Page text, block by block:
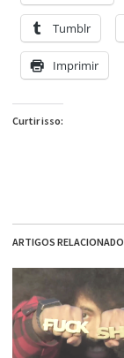
Tumblr
Imprimir
Curtir isso:
ARTIGOS